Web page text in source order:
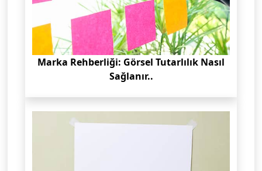
Marka Rehberliği: Görsel Tutarlılık Nasıl
Sağlanır..